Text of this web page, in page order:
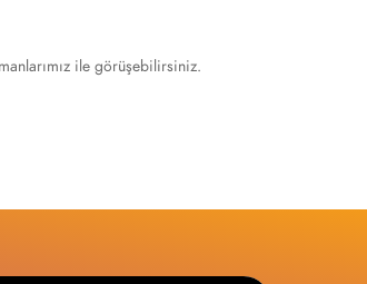
ile görüşebilirsiniz.